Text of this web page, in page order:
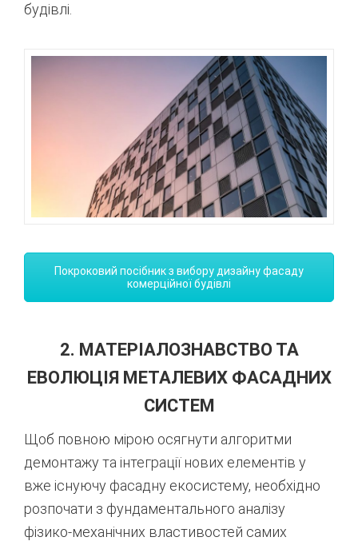
будівлі.
Покроковий посібник з вибору дизайну фасаду
комерційної будівлі
2. МАТЕРІАЛОЗНАВСТВО ТА
ЕВОЛЮЦІЯ МЕТАЛЕВИХ ФАСАДНИХ
СИСТЕМ
Щоб повною мірою осягнути алгоритми
демонтажу та інтеграції нових елементів у
вже існуючу фасадну екосистему, необхідно
розпочати з фундаментального аналізу
фізико-механічних властивостей самих